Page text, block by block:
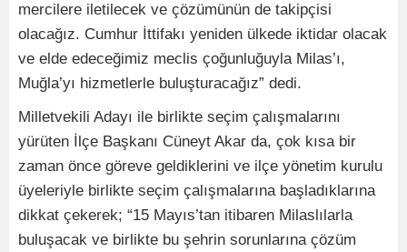
mercilere iletilecek ve çözümünün de takipçisi
olacağız. Cumhur İttifakı yeniden ülkede iktidar olacak
ve elde edeceğimiz meclis çoğunluğuyla Milas’ı,
Muğla’yı hizmetlerle buluşturacağız” dedi.
Milletvekili Adayı ile birlikte seçim çalışmalarını
yürüten İlçe Başkanı Cüneyt Akar da, çok kısa bir
zaman önce göreve geldiklerini ve ilçe yönetim kurulu
üyeleriyle birlikte seçim çalışmalarına başladıklarına
dikkat çekerek; “15 Mayıs’tan itibaren Milaslılarla
buluşacak ve birlikte bu şehrin sorunlarına çözüm